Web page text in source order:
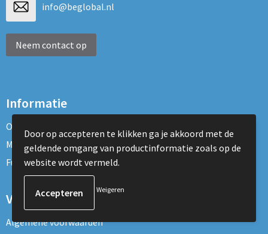
info@beglobal.nl
Neem contact op
Informatie
Over ons
Maatschappelijk verantwoord
Fulfillment Diensten
Veilig winkelen
Algemene voorwaarden
Door op accepteren te klikken ga je akkoord met de
geldende omgang van productinformatie zoals op de
website wordt vermeld.
Weigeren